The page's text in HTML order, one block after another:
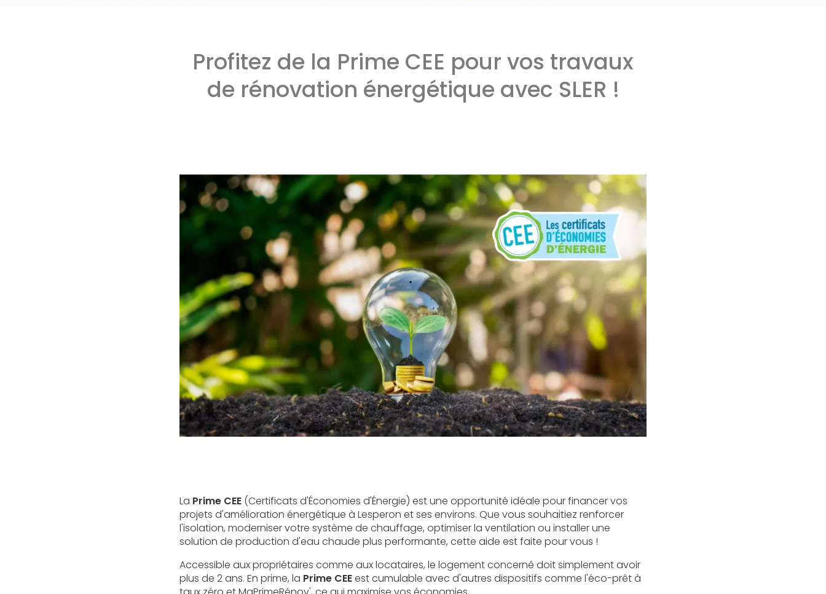
Profitez de la Prime CEE pour vos travaux
de rénovation énergétique avec SLER !
La Prime CEE (Certificats d'Économies d'Énergie) est une opportunité idéale pour financer vos
projets d'amélioration énergétique à Lesperon et ses environs. Que vous souhaitiez renforcer
l'isolation, moderniser votre système de chauffage, optimiser la ventilation ou installer une
solution de production d'eau chaude plus performante, cette aide est faite pour vous !
Accessible aux propriétaires comme aux locataires, le logement concerné doit simplement avoir
plus de 2 ans. En prime, la Prime CEEest cumulable avec d'autres dispositifs comme l'éco-prêt à